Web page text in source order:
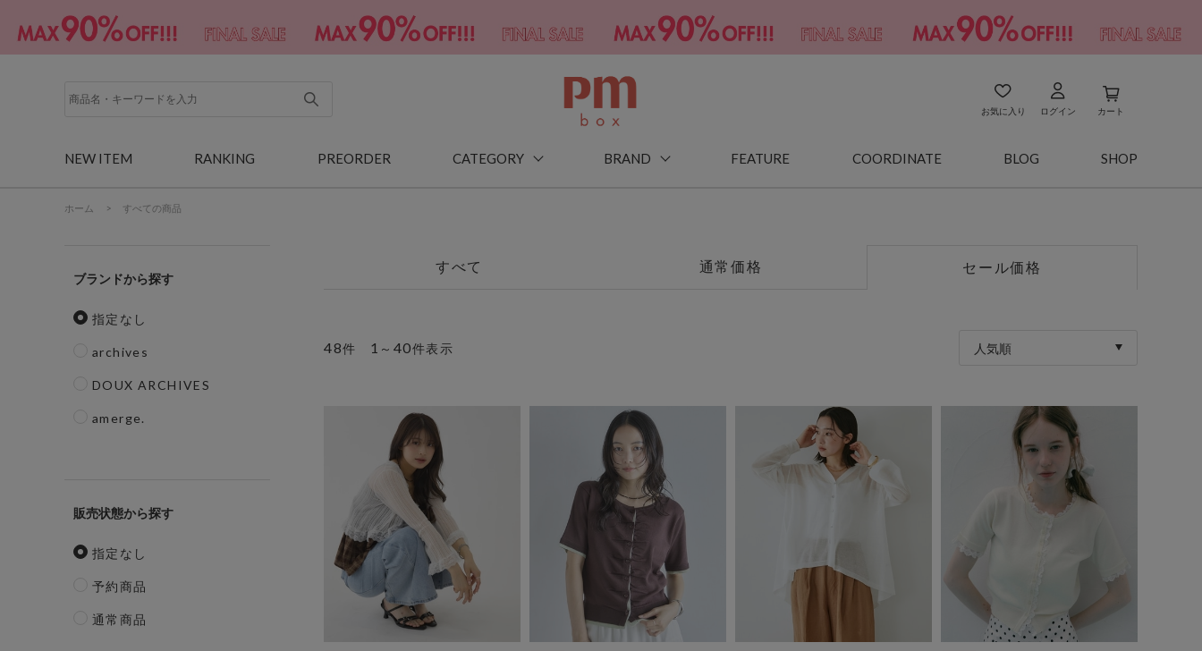
お気に入り ログイン カート
NEW ITEM RANKING PREORDER CATEGORY BRAND FEATURE COORDINATE BLOG SHOP
ホーム > すべての商品
ブランド
指定なし
archives
DOUX ARCHIVES
amerge.
販売状態
指定なし
予約商品
通常商品
すべて 通常価格 セール価格
48件 1 ～ 40件表示 人気順